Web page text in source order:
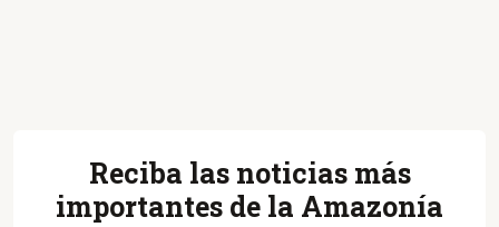
Reciba las noticias más
importantes de la Amazonía